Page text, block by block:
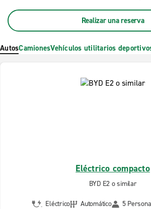
Realizar una reserva
AutosCamionesVehículos utilitarios
Eléctrico compacto
BYD E2 o similar
Eléctrico Automático 5